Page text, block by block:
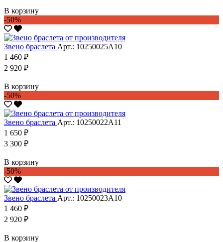
В корзину
-50%
Звено браслета Арт.: 10250025А10
1 460 ₽
2 920 ₽
В корзину
-50%
Звено браслета Арт.: 10250022А11
1 650 ₽
3 300 ₽
В корзину
-50%
Звено браслета Арт.: 10250023А10
1 460 ₽
2 920 ₽
В корзину